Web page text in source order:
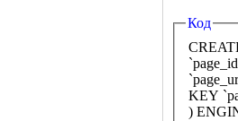
Код
KEY
)